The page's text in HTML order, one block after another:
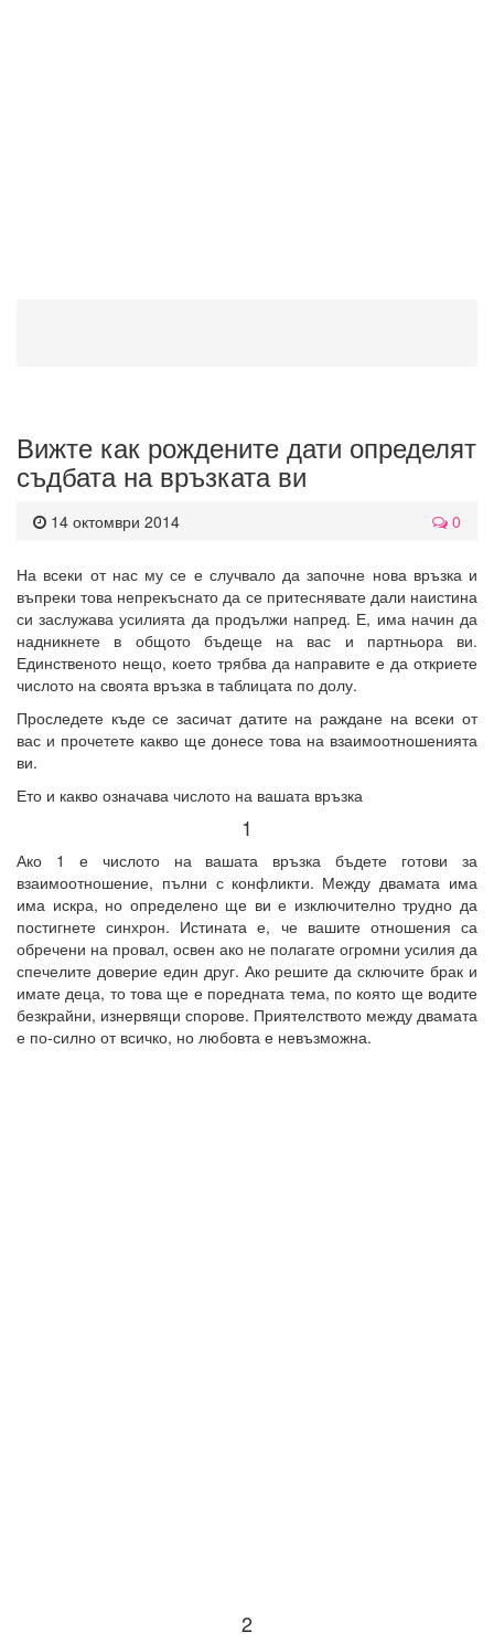
Вижте как рождените дати определят
съдбата на връзката ви
14 октомври 2014 0
На всеки от нас му се е случвало да започне нова връзка и
въпреки това непрекъснато да се притеснявате дали наистина
си заслужава усилията да продължи напред. Е, има начин да
надникнете в общото бъдеще на вас и партньора ви.
Единственото нещо, което трябва да направите е да откриете
числото на своята връзка в таблицата по долу.
Проследете къде се засичат датите на раждане на всеки от
вас и прочетете какво ще донесе това на взаимоотношенията
ви.
Ето и какво означава числото на вашата връзка
1
Ако 1 е числото на вашата връзка бъдете готови за
взаимоотношение, пълни с конфликти. Между двамата има
има искра, но определено ще ви е изключително трудно да
постигнете синхрон. Истината е, че вашите отношения са
обречени на провал, освен ако не полагате огромни усилия да
спечелите доверие един друг. Ако решите да сключите брак и
имате деца, то това ще е поредната тема, по която ще водите
безкрайни, изнервящи спорове. Приятелството между двамата
е по-силно от всичко, но любовта е невъзможна.
2